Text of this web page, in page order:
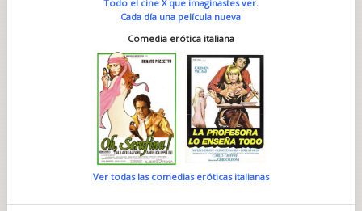
Todo el cine X que imaginastes ver.
Cada día una película nueva
Comedia erótica italiana
Ver todas las comedias eróticas italianas